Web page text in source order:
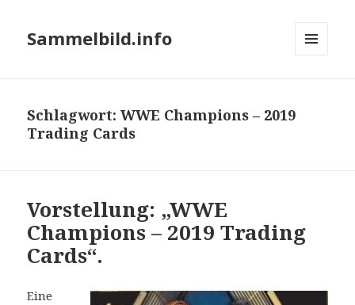
Sammelbild.info
Schlagwort:WWE Champions – 2019
Trading Cards
Vorstellung: „WWE
Champions – 2019 Trading
Cards“.
Eine